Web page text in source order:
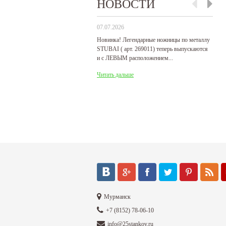
НОВОСТИ
07.07.2026
Новинка! Легендарные ножницы по металлу
STUBAI ( арт. 269011) теперь выпускаются
и с ЛЕВЫМ расположением...
Читать дальше
Мурманск
+7 (8152) 78-06-10
info@25stankov.ru